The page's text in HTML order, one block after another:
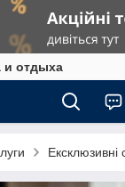
и отдыха
Ексклюзивні